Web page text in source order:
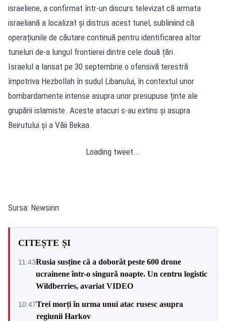
israeliene, a confirmat într-un discurs televizat că armata
israeliană a localizat și distrus acest tunel, subliniind că
operațiunile de căutare continuă pentru identificarea altor
tuneluri de-a lungul frontierei dintre cele două țări.
Israelul a lansat pe 30 septembrie o ofensivă terestră
împotriva Hezbollah în sudul Libanului, în contextul unor
bombardamente intense asupra unor presupuse ținte ale
grupării islamiste. Aceste atacuri s-au extins și asupra
Beirutului și a Văii Bekaa.
Loading tweet...
Sursa: Newsinn
CITEȘTE ȘI
11:43Rusia susține că a doborât peste 600 drone
ucrainene într-o singură noapte. Un centru logistic
Wildberries, avariat VIDEO
10:47Trei morți în urma unui atac rusesc asupra
regiunii Harkov